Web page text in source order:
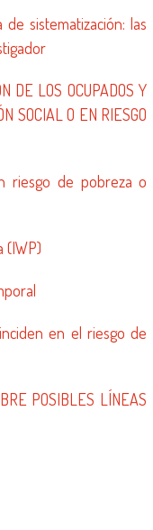
las
LOS OCUPADOS Y
SOCIAL O EN RIESGO
de pobreza o
en el riesgo de
POSIBLES LÍNEAS